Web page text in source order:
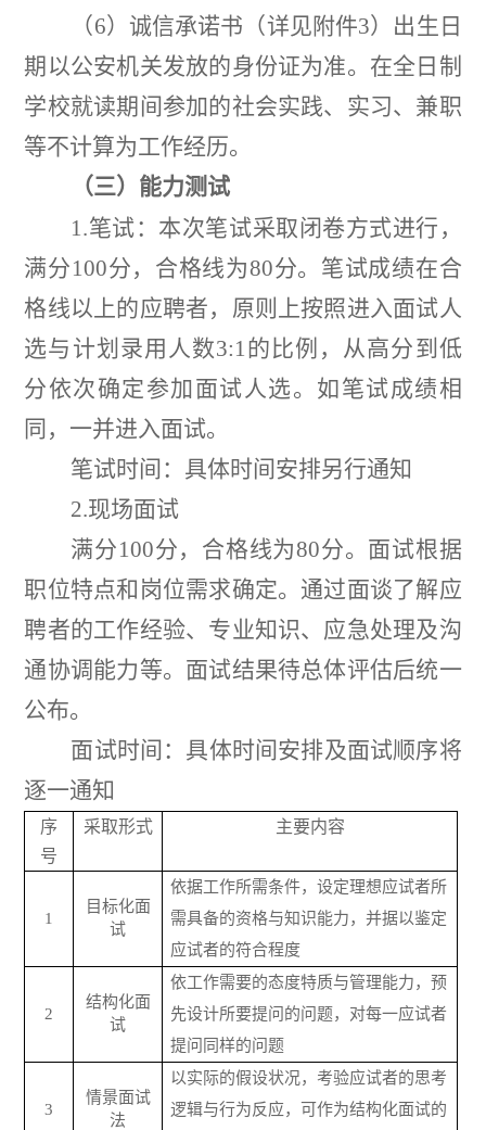
（6）诚信承诺书（详见附件3）出生日
期以公安机关发放的身份证为准。在全日制
学校就读期间参加的社会实践、实习、兼职
等不计算为工作经历。
（三）能力测试
1.笔试：本次笔试采取闭卷方式进行，
满分100分，合格线为80分。笔试成绩在合
格线以上的应聘者，原则上按照进入面试人
选与计划录用人数3:1 的比例，从高分到低
分依次确定参加面试人选。如笔试成绩相
同，一并进入面试。
笔试时间：具体时间安排另行通知
2.现场面试
满分100分，合格线为80分。面试根据
职位特点和岗位需求确定。通过面谈了解应
聘者的工作经验、专业知识、应急处理及沟
通协调能力等。面试结果待总体评估后统一
公布。
面试时间：具体时间安排及面试顺序将
逐一通知
序
号
采取形式 主要内容
1
目标化面
试
依据工作所需条件，设定理想应试者所
需具备的资格与知识能力，并据以鉴定
应试者的符合程度
2
结构化面
试
依工作需要的态度特质与管理能力，预
先设计所要提问的问题，对每一应试者
提问同样的问题
3
情景面试
法
以实际的假设状况，考验应试者的思考
逻辑与行为反应，可作为结构化面试的